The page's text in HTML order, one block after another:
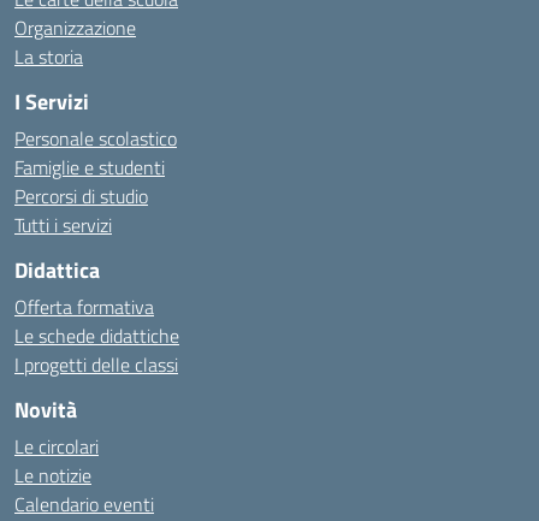
Organizzazione
La storia
I Servizi
Personale scolastico
Famiglie e studenti
Percorsi di studio
Tutti i servizi
Didattica
Offerta formativa
Le schede didattiche
I progetti delle classi
Novità
Le circolari
Le notizie
Calendario eventi